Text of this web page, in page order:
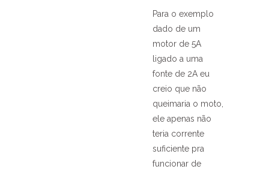
Para o exemplo
dado de um
motor de 5A
ligado a uma
fonte de 2A eu
creio que não
queimaria o moto,
ele apenas não
teria corrente
suficiente pra
funcionar de